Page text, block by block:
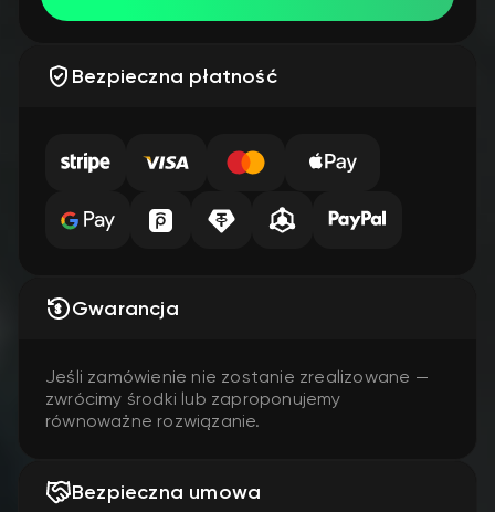
Bezpieczna płatność
Gwarancja
Jeśli zamówienie nie zostanie zrealizowane —
zwrócimy środki lub zaproponujemy
równoważne rozwiązanie.
Bezpieczna umowa